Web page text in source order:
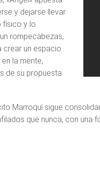
y dejarse llevar
físico y lo
rompecabezas,
crear un espacio
la mente,
de su propuesta
Marroquí sigue
que nunca, con una